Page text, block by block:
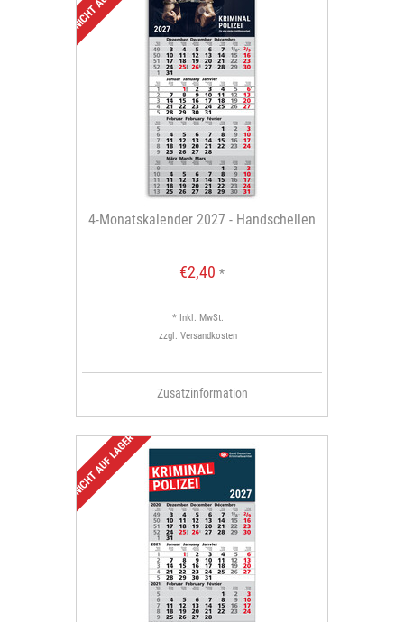
4-Monatskalender 2027 - Handschellen
€2,40 *
* Inkl. MwSt.
zzgl. Versandkosten
Zusatzinformation
NICHT AUF LAGER